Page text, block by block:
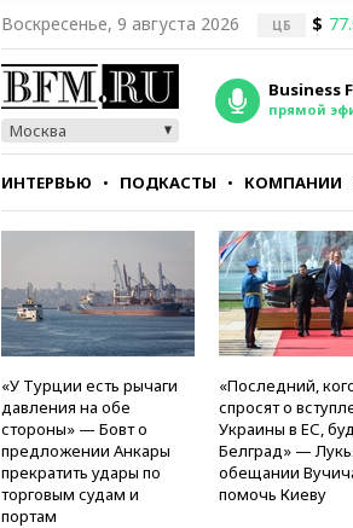
Воскресенье, 9 августа 2026 ЦБ $
Москва
Business
прямой
ИНТЕРВЬЮ ПОДКАСТЫ КОМПАНИИ
СТИЛЬ ТЕСТЫ
«У Турции есть рычаги
давления на обе
стороны» — Бовт о
предложении Анкары
прекратить удары по
торговым судам и
портам
«Последний,
спросят о
Украины в ЕС,
Белград» —
обещании
помочь Киеву